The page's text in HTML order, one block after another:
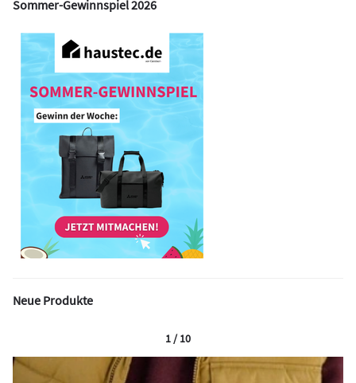
Sommer-Gewinnspiel 2026
Neue Produkte
1 / 10